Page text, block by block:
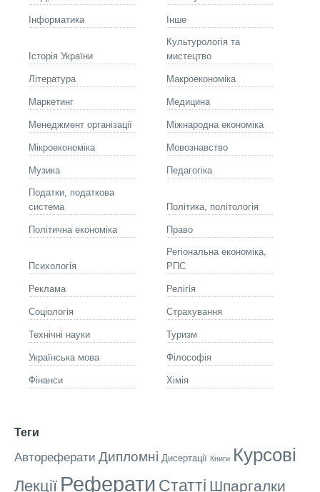
Інформатика Інше
Історія України
Культурологія та
мистецтво
Літературa Макроекономіка
Маркетинг Медицина
Менеджмент організації Міжнародна економіка
Мікроекономіка Мовознавство
Музика Педагогіка
Податки, податкова
система
Політика, політологія
Політична економіка Право
Психологія
Регіональна економіка,
РПС
Реклама Релігія
Соціологія Страхування
Технічні науки Туризм
Українська мова Філософія
Фінанси Хімія
Теги
Автореферати Дипломні Дисертації Книги Курсові
Лекції Реферати Статті Шпаргалки